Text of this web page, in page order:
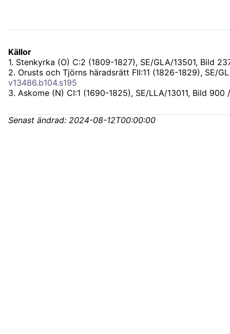
Källor
1. Stenkyrka (O) C:2 (1809-1827), SE/GLA/13501, Bild
2. Orusts och Tjörns häradsrätt FII:11 (1826-1829), SE/
v13486.b104.s195
3. Askome (N) CI:1 (1690-1825), SE/LLA/13011, Bild 900
Senast ändrad: 2024-08-12T00:00:00